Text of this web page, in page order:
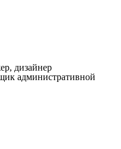
дизайнер
административной